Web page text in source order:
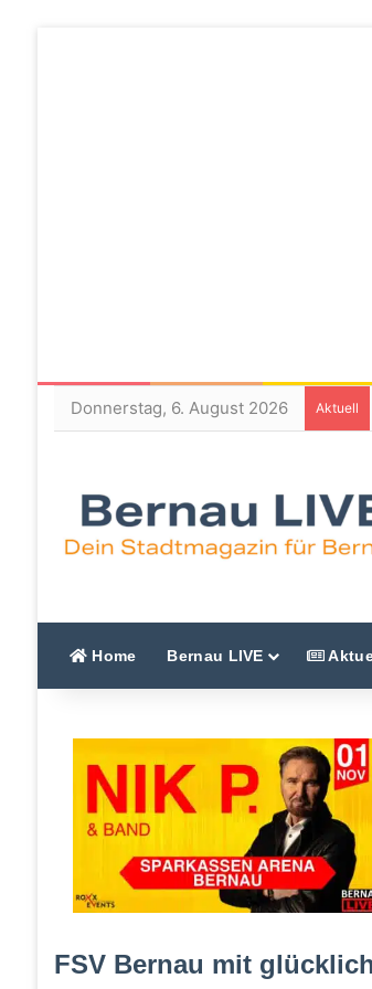
Donnerstag, 6. August 2026 Aktuell
Home Bernau LIVE
FSV Bernau mit